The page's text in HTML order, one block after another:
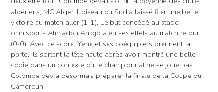
algériens, MC Alger. L’oiseau du Sud a laissé filer une belle
victoire au match aller (1-1). Le but concédé au stade
omnisports Ahmadou Ahidjo a eu ses effets au match retour
(0-0). Avec ce score, Yene et ses coéquipiers prennent la
porte. Ils sortent la tête haute après avoir montré une belle
copie dans un contexte où le championnat ne se joue pas.
Colombe devra desormais préparer la finale de la Coupe du
Cameroun.